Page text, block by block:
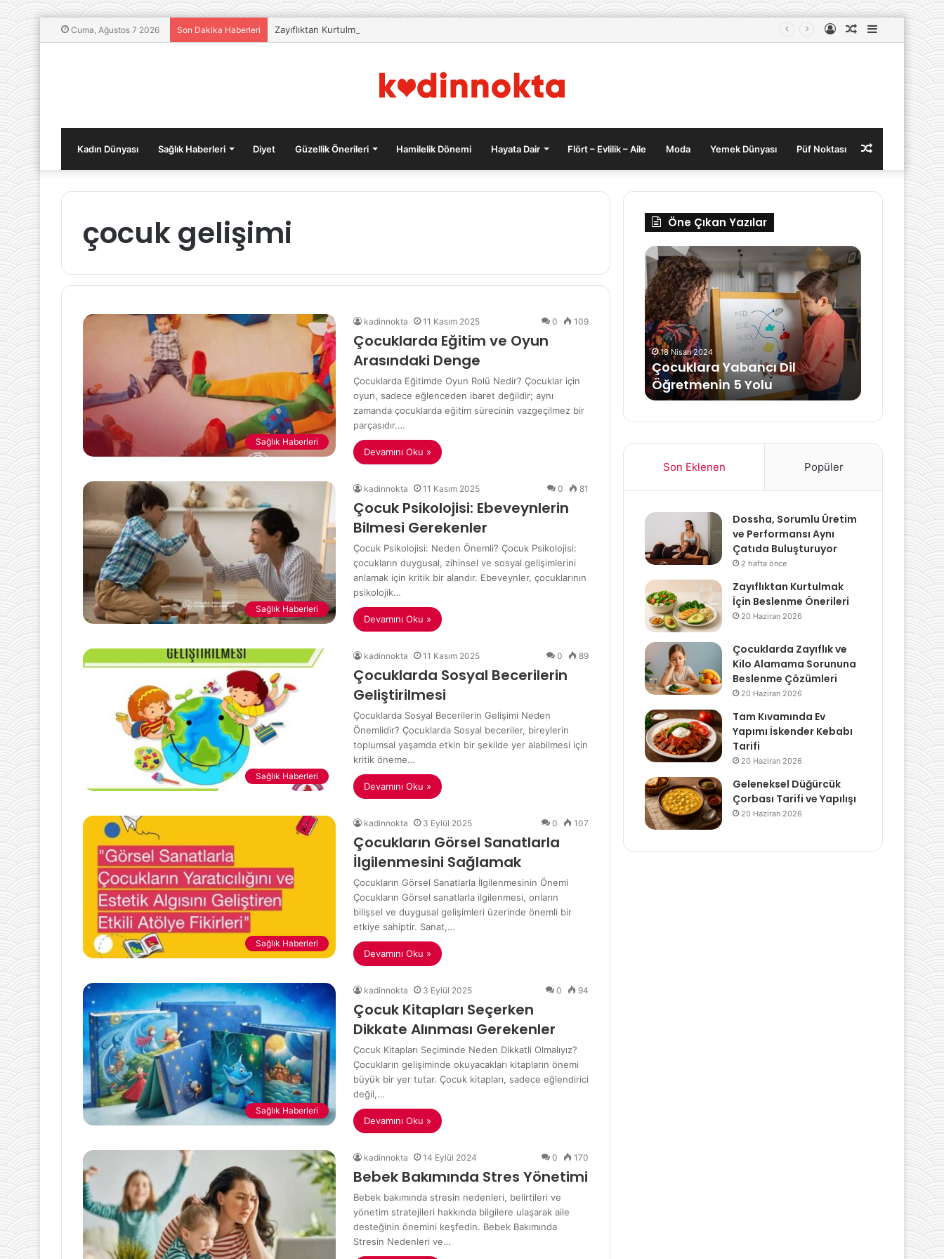
Cuma, Ağustos 7 2026 Son Dakika Haberleri Zayıflıktan Kurtulmak İçin Beslenme Önerileri
Kenar
Bölmesi
Rastgele
Kayıt
Kadın Dünyası Sağlık Haberleri Diyet Güzellik Önerileri Hamilelik Dönemi Hayata Dair Flört – Evlilik – Aile Moda Yemek Dünyası Püf Noktası Rastgele
Makale
çocuk gelişimi
Sağlık Haberleri
kadinnokta 11 Kasım 2025 0 109
Çocuklarda Eğitim ve Oyun
Arasındaki Denge
Çocuklarda Eğitimde Oyun Rolü Nedir? Çocuklar için
oyun, sadece eğlenceden ibaret değildir; aynı
zamanda çocuklarda eğitim sürecinin vazgeçilmez bir
parçasıdır.…
Devamını Oku »
Sağlık Haberleri
kadinnokta 11 Kasım 2025 0 81
Çocuk Psikolojisi: Ebeveynlerin
Bilmesi Gerekenler
Çocuk Psikolojisi: Neden Önemli? Çocuk Psikolojisi:
çocukların duygusal, zihinsel ve sosyal gelişimlerini
anlamak için kritik bir alandır. Ebeveynler, çocuklarının
psikolojik…
Devamını Oku »
Sağlık Haberleri
kadinnokta 11 Kasım 2025 0 89
Çocuklarda Sosyal Becerilerin
Geliştirilmesi
Çocuklarda Sosyal Becerilerin Gelişimi Neden
Önemlidir? Çocuklarda Sosyal beceriler, bireylerin
toplumsal yaşamda etkin bir şekilde yer alabilmesi için
kritik öneme…
Devamını Oku »
Sağlık Haberleri
kadinnokta 3 Eylül 2025 0 107
Çocukların Görsel Sanatlarla
İlgilenmesini Sağlamak
Çocukların Görsel Sanatlarla İlgilenmesinin Önemi
Çocukların Görsel sanatlarla ilgilenmesi, onların
bilişsel ve duygusal gelişimleri üzerinde önemli bir
etkiye sahiptir. Sanat,…
Devamını Oku »
Sağlık Haberleri
kadinnokta 3 Eylül 2025 0 94
Çocuk Kitapları Seçerken
Dikkate Alınması Gerekenler
Çocuk Kitapları Seçiminde Neden Dikkatli Olmalıyız?
Çocukların gelişiminde okuyacakları kitapların önemi
büyük bir yer tutar. Çocuk kitapları, sadece eğlendirici
değil,…
Devamını Oku »
kadinnokta 14 Eylül 2024 0 170
Bebek Bakımında Stres Yönetimi
Bebek bakımında stresin nedenleri, belirtileri ve
yönetim stratejileri hakkında bilgilere ulaşarak aile
desteğinin önemini keşfedin. Bebek Bakımında
Stresin Nedenleri ve…
Öne Çıkan Yazılar
Cinsel
23 Mayıs 2023
Cinsel Terapi Nedir?
Egzersizin
Psikolojik
Faydaları
5 Eylül 2024
Fiziksel Aktivite ve Mental
Sağlık: Egzersizin Psikolojik
Faydaları
Çocuklara
Yabancı
Dil
Öğretmenin
5
Yolu
18 Nisan 2024
Çocuklara Yabancı Dil
Öğretmenin 5 Yolu
XBB.1.5
18 Nisan 2024
XBB.1.5
Tedavi
Son Eklenen Popüler
Dossha, Sorumlu Üretim
ve Performansı Aynı
Çatıda Buluşturuyor
2 hafta önce
Zayıflıktan Kurtulmak
İçin Beslenme Önerileri
20 Haziran 2026
Çocuklarda Zayıflık ve
Kilo Alamama Sorununa
Beslenme Çözümleri
20 Haziran 2026
Tam Kıvamında Ev
Yapımı İskender Kebabı
Tarifi
20 Haziran 2026
Geleneksel Düğürcük
Çorbası Tarifi ve Yapılışı
20 Haziran 2026